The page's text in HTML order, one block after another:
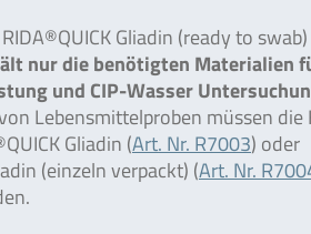
Gliadin (ready to
nur die benötigten Materialien
und CIP-Wasser
Lebensmittelproben müssen
Gliadin (Art. Nr. R7003) oder
(einzeln verpackt) (Art. Nr.